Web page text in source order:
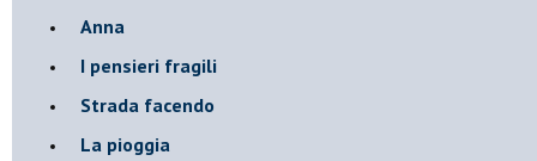
Anna
I pensieri fragili
Strada facendo
La pioggia